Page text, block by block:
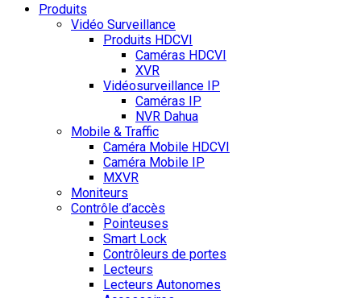
Produits
Vidéo Surveillance
Produits HDCVI
Caméras HDCVI
XVR
Vidéosurveillance IP
Caméras IP
NVR Dahua
Mobile & Traffic
Caméra Mobile HDCVI
Caméra Mobile IP
MXVR
Moniteurs
Contrôle d’accès
Pointeuses
Smart Lock
Contrôleurs de portes
Lecteurs
Lecteurs Autonomes